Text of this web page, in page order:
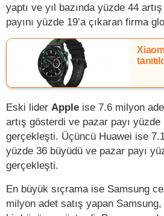
yaptı ve yıl bazında yüzde 44
payını yüzde 19’a çıkaran firma
Eski lider Apple ise 7.6 milyon
artış gösterdi ve pazar payı yüzde
gerçekleşti. Üçüncü Huawei ise
yüzde 36 büyüdü ve pazar payı
gerçekleşti.
En büyük sıçrama ise Samsung
milyon adet satış yapan